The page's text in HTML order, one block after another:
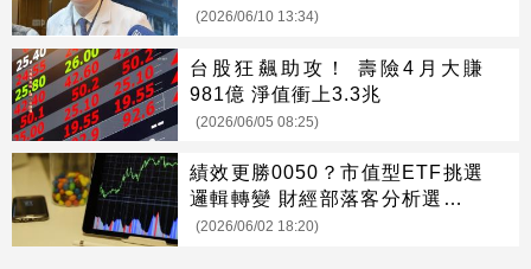
(2026/06/10 13:34)
台股狂飆助攻！ 壽險4月大賺
981億 淨值衝上3.3兆
(2026/06/05 08:25)
績效更勝0050？市值型ETF挑選
邏輯轉變 財經部落客分析選股關
鍵
(2026/06/02 18:20)